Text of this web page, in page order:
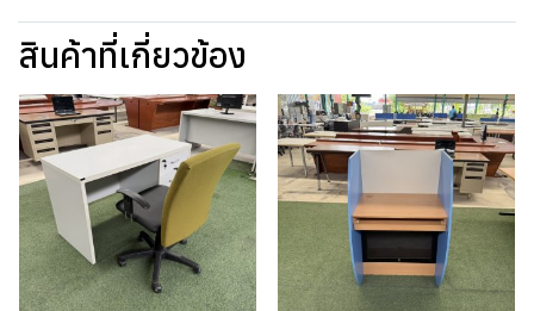
สินค้าที่เกี่ยวข้อง